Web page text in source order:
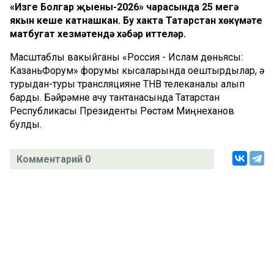
«Изге Болгар җыены-2026» чарасында 25 меңгә
якын кеше катнашкан. Бу хакта Татарстан хөкүмәте
матбугат хезмәтендә хәбәр иттеләр.
Масштаблы вакыйганы «Россия - Ислам дөньясы:
КазаньФорум» форумы кысаларында оештырдылар, ә
турыдан-туры трансляцияне ТНВ телеканалы алып
барды. Бәйрәмне ачу тантанасында Татарстан
Республикасы Президенты Рөстәм Миңнеханов
булды.
Комментарий 0